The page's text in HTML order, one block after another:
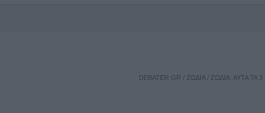
DEBATER.GR / ΖΩΔΙΑ/ ΖΏΔΙΑ: ΑΥΤΆ ΤΑ